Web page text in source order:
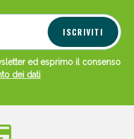
ISCRIVITI
ed esprimo il consenso
dei dati